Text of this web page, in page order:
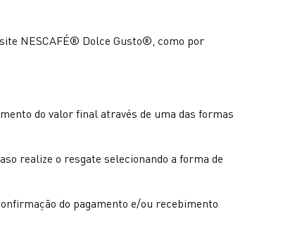
NESCAFÉ® Dolce Gusto®, como por
do valor final através de uma das formas
realize o resgate selecionando a forma de
do pagamento e/ou recebimento